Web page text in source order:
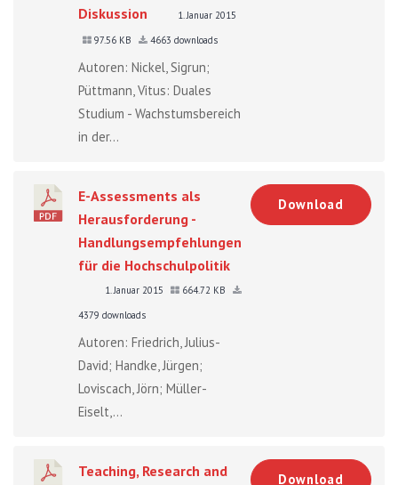
Diskussion
1. Januar 2015
97.56 KB
4663 downloads
Autoren: Nickel, Sigrun;
Püttmann, Vitus: Duales
Studium - Wachstumsbereich
in der...
E-Assessments als
Herausforderung -
Handlungsempfehlungen
für die Hochschulpolitik
1. Januar 2015
664.72 KB
4379 downloads
Autoren: Friedrich, Julius-
David; Handke, Jürgen;
Loviscach, Jörn; Müller-
Eiselt,...
Download
Teaching, Research and
Download